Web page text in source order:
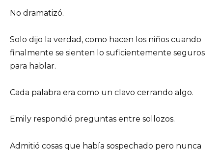
No dramatizó.
Solo dijo la verdad, como hacen los niños cuando
finalmente se sienten lo suficientemente seguros
para hablar.
Cada palabra era como un clavo cerrando algo.
Emily respondió preguntas entre sollozos.
Admitió cosas que había sospechado pero nunca